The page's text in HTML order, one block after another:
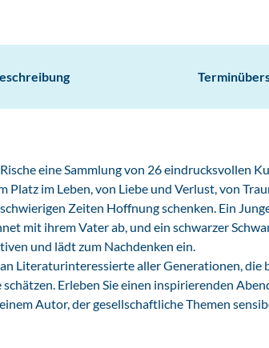
eine Sammlung von 26 eindrucksvollen
Platz im Leben, von Liebe und Verlust, von
Zeiten Hoffnung schenken. Ein
mit ihrem Vater ab, und ein schwarzer
und lädt zum Nachdenken ein.
Literaturinteressierte aller Generationen, die
Erleben Sie einen inspirierenden
Autor, der gesellschaftliche Themen